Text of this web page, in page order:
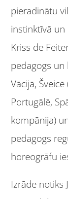
pieradinātu
instinktīvā un
Kriss de
pedagogs un
Vācijā,
Portugālē,
kompānija)
pedagogs
horeogrāfu
Izrāde notiks